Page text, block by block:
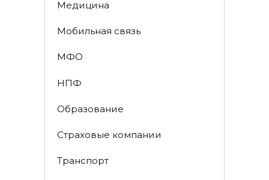
Медицина
Мобильная связь
МФО
НПФ
Образование
Страховые компании
Транспорт